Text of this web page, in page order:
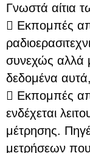
Γνωστά αίτια
 Εκπομπές
συνεχώς αλλά
δεδομένα
 Εκπομπές
ενδέχεται
μέτρησης.
μετρήσεων που